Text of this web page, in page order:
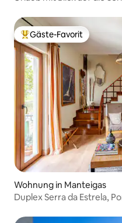
Beliebter Gäste-Favorit.
Gäste-Favorit
Wohnung in Manteigas
Duplex Serra da Estrela,